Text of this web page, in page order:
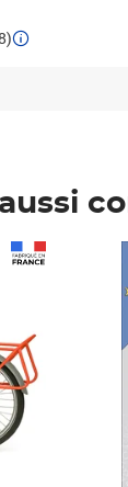
Prix